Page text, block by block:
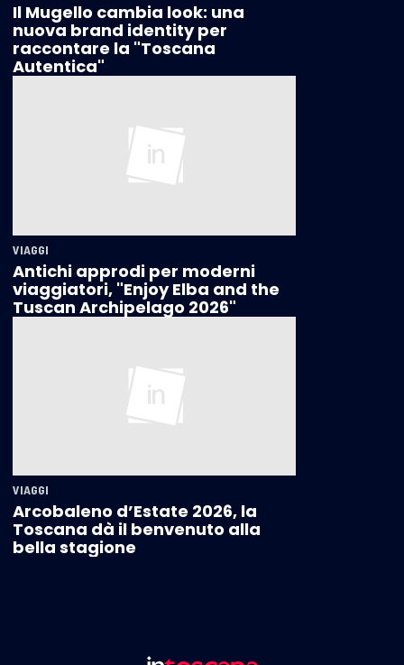
Il Mugello cambia look: una
nuova brand identity per
raccontare la "Toscana
Autentica"
VIAGGI
Antichi approdi per moderni
viaggiatori, "Enjoy Elba and the
Tuscan Archipelago 2026"
VIAGGI
Arcobaleno d’Estate 2026, la
Toscana dà il benvenuto alla
bella stagione